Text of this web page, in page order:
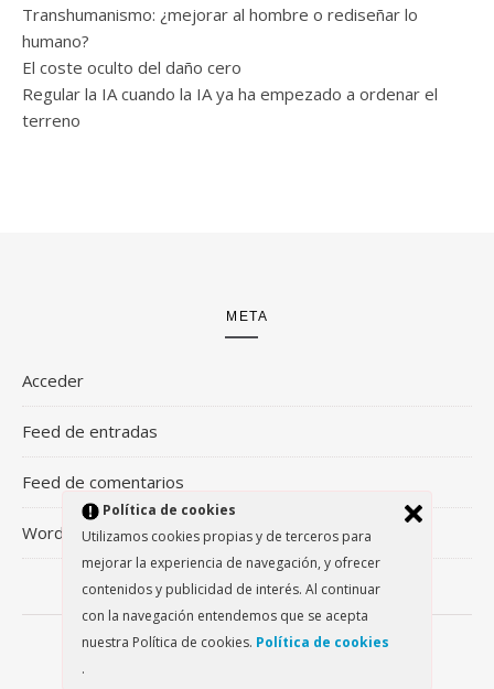
Transhumanismo: ¿mejorar al hombre o rediseñar lo
humano?
El coste oculto del daño cero
Regular la IA cuando la IA ya ha empezado a ordenar el
terreno
META
Acceder
Feed de entradas
Feed de comentarios
WordPress.org
Política de cookies
Utilizamos cookies propias y de terceros para
mejorar la experiencia de navegación, y ofrecer
contenidos y publicidad de interés. Al continuar
con la navegación entendemos que se acepta
nuestra Política de cookies. Política de cookies
.